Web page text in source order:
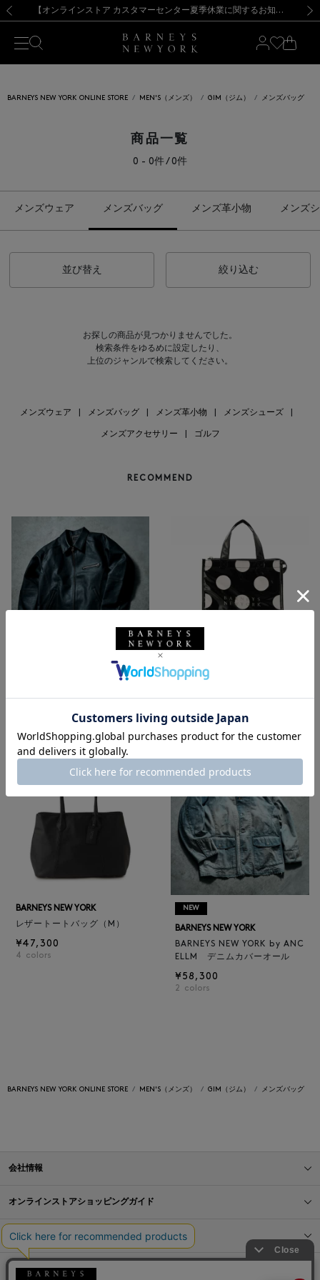
新規登録のお客様も対象！＜MY BARNEYS＞会員のお客様は11,000円（税込）以上のお買上げで常時送料無料！お買い物の際は会員登録を！
【夏季休業に伴う出荷一時停止のお知らせ】(2026.8.7) 【オンラインストア カスタマーセンター夏季休業に関するお知らせ】（2026.8.7）
【夏季休業に伴う返品・交換承り一時停止のお知らせ】（2026.8.5）
熊本県を中心とした地震の影響によるお荷物のお届けについて
【開催中】SUMMER SALEのご案内・ご注意事項 新規登録のお客様も対象！＜MY BARNEYS＞会員のお客様は11,000円（税込）以上のお買上げで常時送料無料！お買い物の際は会員登録を！
【夏季休業に伴う出荷一時停止のお知らせ】(2026.8.7)
BARNEYS NEW YORK ONLINE STORE MEN'S（メンズ） GIM（ジム） メンズバッグ
商品一覧
0 - 0件 / 0件
メンズウェア メンズバッグ メンズ革小物 メンズ
並び替え 絞り込む
お探しの商品が見つかりませんでした。
検索条件をゆるめに設定したり、
上位のジャンルで検索してください。
メンズウェア メンズバッグ メンズ革小物 メンズシューズ
メンズアクセサリー ゴルフ
RECOMMEND
ELLM ホースレザーブルゾン
¥165,000
NEW
グ／ドット柄
¥6,600
BARNEYS NEW YORK
レザートートバッグ（M）
¥47,300
4 colors
NEW
BARNEYS NEW YORK
BARNEYS NEW YORK by ANC
ELLM デニムカバーオール
¥58,300
2 colors
BARNEYS NEW YORK ONLINE STORE MEN'S（メンズ） GIM（ジム） メンズバッグ
会社情報
オンラインストアショッピングガイド
店舗情報
サービス